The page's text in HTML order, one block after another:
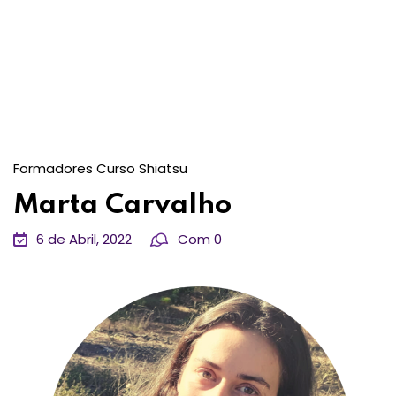
Formadores Curso Shiatsu
Marta Carvalho
6 de Abril, 2022 Com 0